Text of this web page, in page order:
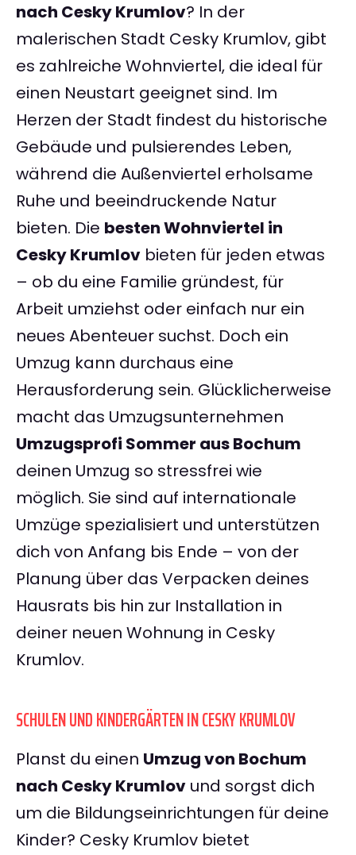
nach Cesky Krumlov? In der
malerischen Stadt Cesky Krumlov, gibt
es zahlreiche Wohnviertel, die ideal für
einen Neustart geeignet sind. Im
Herzen der Stadt findest du historische
Gebäude und pulsierendes Leben,
während die Außenviertel erholsame
Ruhe und beeindruckende Natur
bieten. Die besten Wohnviertel in
Cesky Krumlov bieten für jeden etwas
– ob du eine Familie gründest, für
Arbeit umziehst oder einfach nur ein
neues Abenteuer suchst. Doch ein
Umzug kann durchaus eine
Herausforderung sein. Glücklicherweise
macht das Umzugsunternehmen
Umzugsprofi Sommer aus Bochum
deinen Umzug so stressfrei wie
möglich. Sie sind auf internationale
Umzüge spezialisiert und unterstützen
dich von Anfang bis Ende – von der
Planung über das Verpacken deines
Hausrats bis hin zur Installation in
deiner neuen Wohnung in Cesky
Krumlov.
SCHULEN UND KINDERGÄRTEN IN CESKY KRUMLOV
Planst du einen Umzug von Bochum
nach Cesky Krumlov und sorgst dich
um die Bildungseinrichtungen für deine
Kinder? Cesky Krumlov bietet